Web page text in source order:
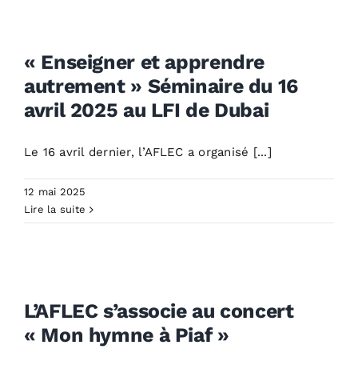
16 avril 2025 au LFI de Dubai
University News
« Enseigner et apprendre
autrement » Séminaire du 16
avril 2025 au LFI de Dubai
Le 16 avril dernier, l’AFLEC a organisé [...]
12 mai 2025
Lire la suite
University News
L’AFLEC s’associe au concert
« Mon hymne à Piaf »